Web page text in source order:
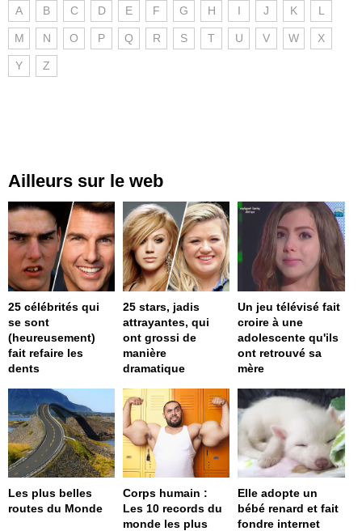
A B C D E F G H I J K L
M N O P Q R S T U V W X
Y Z
Ailleurs sur le web
25 célébrités qui
se sont
(heureusement)
fait refaire les
dents
25 stars, jadis
attrayantes, qui
ont grossi de
manière
dramatique
Un jeu télévisé fait
croire à une
adolescente qu'ils
ont retrouvé sa
mère
Les plus belles
routes du Monde
Corps humain :
Les 10 records du
monde les plus
Elle adopte un
bébé renard et fait
fondre internet